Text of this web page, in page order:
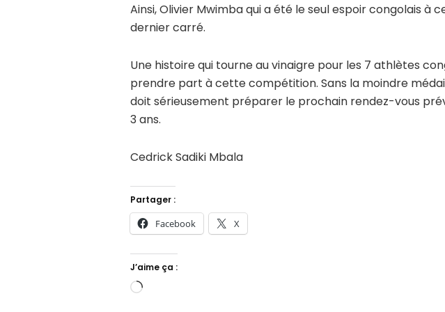
Ainsi, Olivier Mwimba qui a été le seul espoir congolais à
dernier carré.
Une histoire qui tourne au vinaigre pour les 7 athlètes
prendre part à cette compétition. Sans la moindre
doit sérieusement préparer le prochain rendez-vous
3 ans.
Cedrick Sadiki Mbala
Partager :
Facebook X
J’aime ça :
Chargement…